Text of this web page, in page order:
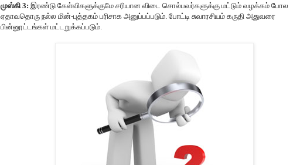
முஸ்கி 3: இரண்டு கேள்விகளுக்குமே சரியான விடை சொல்பவர்களுக்கு மட்டும் வழக்கம் போல
ஏதாவதொரு நல்ல மின்-புத்தகம் பரிசாக அனுப்பப்படும். போட்டி சுவாரசியம் கருதி அதுவரை
பின்னூட்டங்கள் மட்டறுக்கப்படும்.